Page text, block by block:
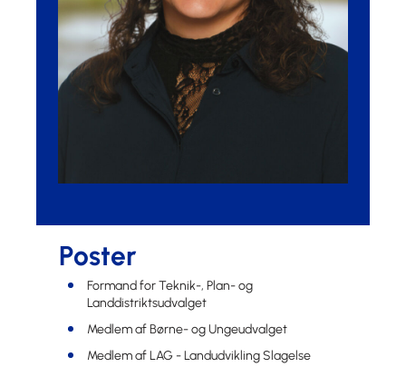
Poster
Formand for Teknik-, Plan- og
Landdistriktsudvalget
Medlem af Børne- og Ungeudvalget
Medlem af LAG - Landudvikling Slagelse